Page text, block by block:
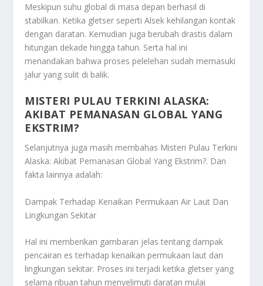
Meskipun suhu global di masa depan berhasil di
stabilkan. Ketika gletser seperti Alsek kehilangan kontak
dengan daratan. Kemudian juga berubah drastis dalam
hitungan dekade hingga tahun. Serta hal ini
menandakan bahwa proses pelelehan sudah memasuki
jalur yang sulit di balik.
MISTERI PULAU TERKINI ALASKA:
AKIBAT PEMANASAN GLOBAL YANG
EKSTRIM?
Selanjutnya juga masih membahas Misteri Pulau Terkini
Alaska: Akibat Pemanasan Global Yang Ekstrim?. Dan
fakta lainnya adalah:
Dampak Terhadap Kenaikan Permukaan Air Laut Dan
Lingkungan Sekitar
Hal ini memberikan gambaran jelas tentang dampak
pencairan es terhadap kenaikan permukaan laut dan
lingkungan sekitar. Proses ini terjadi ketika gletser yang
selama ribuan tahun menyelimuti daratan mulai